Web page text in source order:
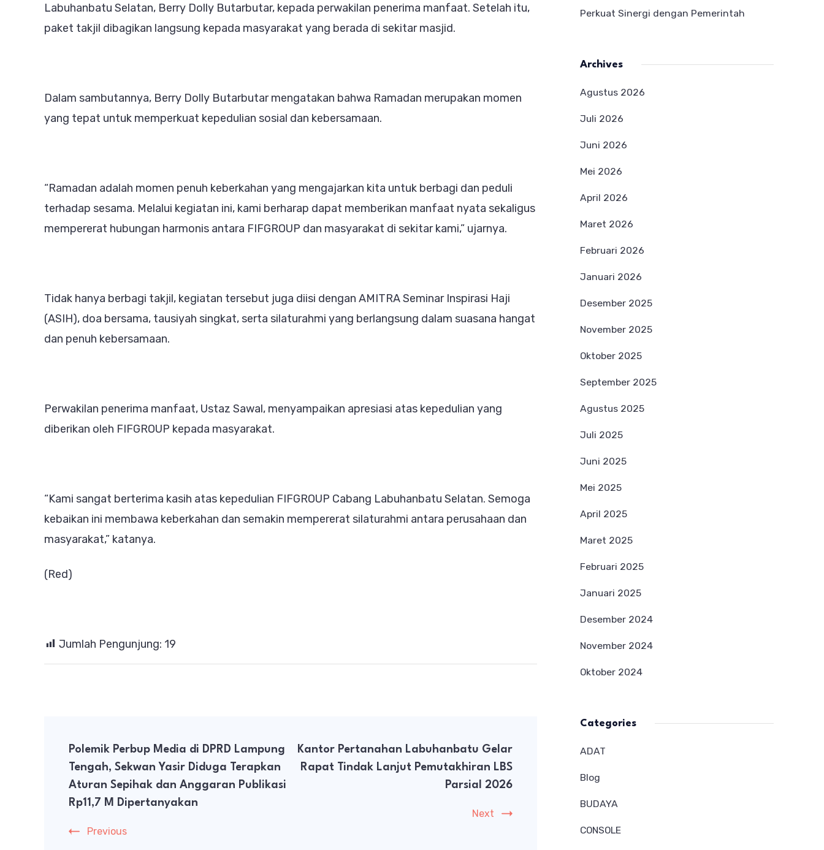
Labuhanbatu Selatan, Berry Dolly Butarbutar, kepada perwakilan penerima manfaat. Setelah itu,
paket takjil dibagikan langsung kepada masyarakat yang berada di sekitar masjid.
Dalam sambutannya, Berry Dolly Butarbutar mengatakan bahwa Ramadan merupakan momen
yang tepat untuk memperkuat kepedulian sosial dan kebersamaan.
“Ramadan adalah momen penuh keberkahan yang mengajarkan kita untuk berbagi dan peduli
terhadap sesama. Melalui kegiatan ini, kami berharap dapat memberikan manfaat nyata sekaligus
mempererat hubungan harmonis antara FIFGROUP dan masyarakat di sekitar kami,” ujarnya.
Tidak hanya berbagi takjil, kegiatan tersebut juga diisi dengan AMITRA Seminar Inspirasi Haji
(ASIH), doa bersama, tausiyah singkat, serta silaturahmi yang berlangsung dalam suasana hangat
dan penuh kebersamaan.
Perwakilan penerima manfaat, Ustaz Sawal, menyampaikan apresiasi atas kepedulian yang
diberikan oleh FIFGROUP kepada masyarakat.
“Kami sangat berterima kasih atas kepedulian FIFGROUP Cabang Labuhanbatu Selatan. Semoga
kebaikan ini membawa keberkahan dan semakin mempererat silaturahmi antara perusahaan dan
masyarakat,” katanya.
(Red)
Jumlah Pengunjung: 19
Navigation
Polemik Perbup Media di DPRD Lampung
Tengah, Sekwan Yasir Diduga Terapkan
Aturan Sepihak dan Anggaran Publikasi
Rp11,7 M Dipertanyakan
Previous
Kantor Pertanahan Labuhanbatu Gelar
Rapat Tindak Lanjut Pemutakhiran LBS
Parsial 2026
Next
Perkuat Sinergi dengan Pemerintah
Archives
Agustus 2026
Juli 2026
Juni 2026
Mei 2026
April 2026
Maret 2026
Februari 2026
Januari 2026
Desember 2025
November 2025
Oktober 2025
September 2025
Agustus 2025
Juli 2025
Juni 2025
Mei 2025
April 2025
Maret 2025
Februari 2025
Januari 2025
Desember 2024
November 2024
Oktober 2024
Categories
ADAT
Blog
BUDAYA
CONSOLE